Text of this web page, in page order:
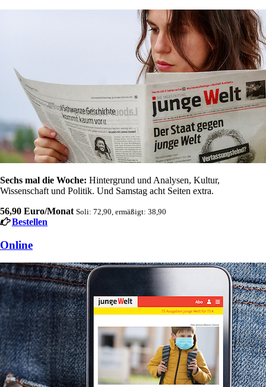
Sechs mal die Woche: Hintergrund und Analysen, Kultur,
Wissenschaft und Politik. Und Samstag acht Seiten extra.
56,90 Euro/Monat Soli: 72,90, ermäßigt: 38,90
Bestellen
Online